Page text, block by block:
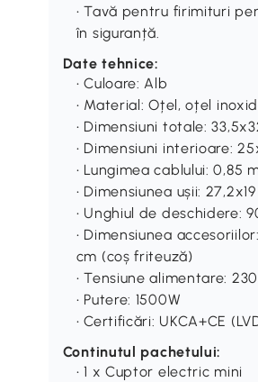
• Tavă pentru firimituri
în siguranță.
Date tehnice:
• Culoare: Alb
• Material: Oțel, oțel
• Dimensiuni totale:
• Dimensiuni interioare:
• Lungimea cablului: 0,85
• Dimensiunea ușii:
• Unghiul de deschidere:
• Dimensiunea
cm (coș friteuză)
• Tensiune alimentare:
• Putere: 1500W
• Certificări: UKCA+CE
Continutul pachetului:
• 1 x Cuptor electric mini